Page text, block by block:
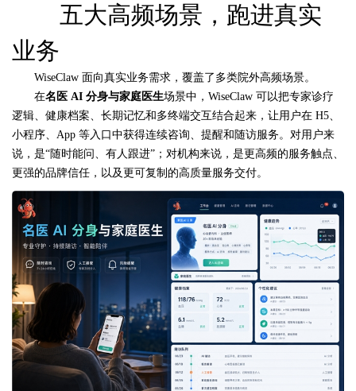
五大高频场景，跑进真实
业务
WiseClaw 面向真实业务需求，覆盖了多类院外高频场景。
在名医 AI 分身与家庭医生场景中，WiseClaw 可以把专家诊疗
逻辑、健康档案、长期记忆和多终端交互结合起来，让用户在 H5、
小程序、App 等入口中获得连续咨询、提醒和随访服务。对用户来
说，是“随时能问、有人跟进”；对机构来说，是更高频的服务触点、
更强的品牌信任，以及更可复制的高质量服务交付。